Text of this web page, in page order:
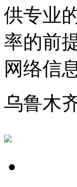
供专业
率的前
网络信
乌鲁木